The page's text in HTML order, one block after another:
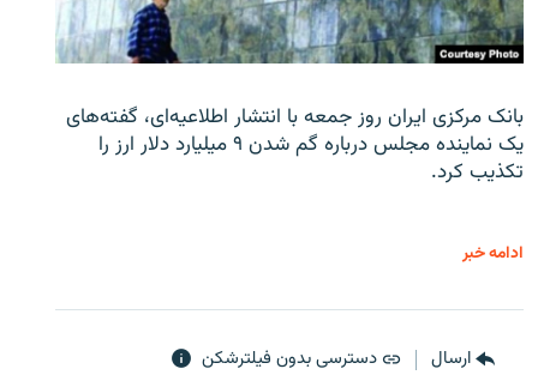
بانک مرکزی ایران روز جمعه با انتشار اطلاعیه‌ای، گفته‌های
یک نماینده مجلس درباره گم شدن ۹ میلیارد دلار ارز را
تکذیب کرد.
ادامه خبر
ارسال دسترسی بدون فیلترشکن